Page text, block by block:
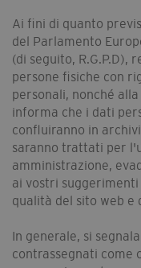
Ai fini di quanto
del Parlamento
(di seguito, R.G.P.D),
persone fisiche con
personali, nonché
informa che i dati
confluiranno in
saranno trattati per
amministrazione,
ai vostri
qualità del sito web e
In generale, si
contrassegnati come